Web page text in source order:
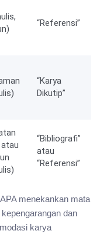
“Referensi”
“Karya
Dikutip”
“Bibliografi”
atau
“Referensi”
menekankan mata
dan
karya